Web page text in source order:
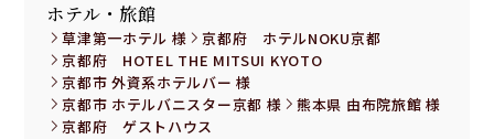
ホテル・旅館
草津第一ホテル 様
京都府 ホテルNOKU京都
京都府 HOTEL THE MITSUI KYOTO
京都市 外資系ホテルバー 様
京都市 ホテルバニスター京都 様
熊本県 由布院旅館 様
京都府 ゲストハウス